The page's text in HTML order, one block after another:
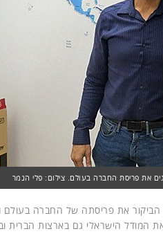
את פריסתה של החברה בעולם